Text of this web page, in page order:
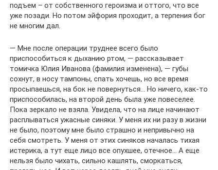
подъем – от собственного героизма и оттого, что все
уже позади. Но потом эйфория проходит, а терпения бог
не многим дал.
— Мне после операции труднее всего было
приспособиться к дыханию ртом, — рассказывает
томичка Юлия Иванова (фамилия изменена), — губы
сохнут, в носу тампоны, спать хочешь, но все время
просыпаешься, на бок не повернуться… Но ничего, как-то
приспособилась, на второй день была уже повеселее.
Пока зеркало не взяла. Увидела, что на лице начинают
расплываться ужасные синяки. У меня их ни разу в жизни
не было, поэтому мне было страшно и непривычно на
себя смотреть. У меня от этих синяков началась тихая
истерика, а тут еще лицо все опухшее, отечное… А еще
нельзя было чихать, сильно кашлять, сморкаться,